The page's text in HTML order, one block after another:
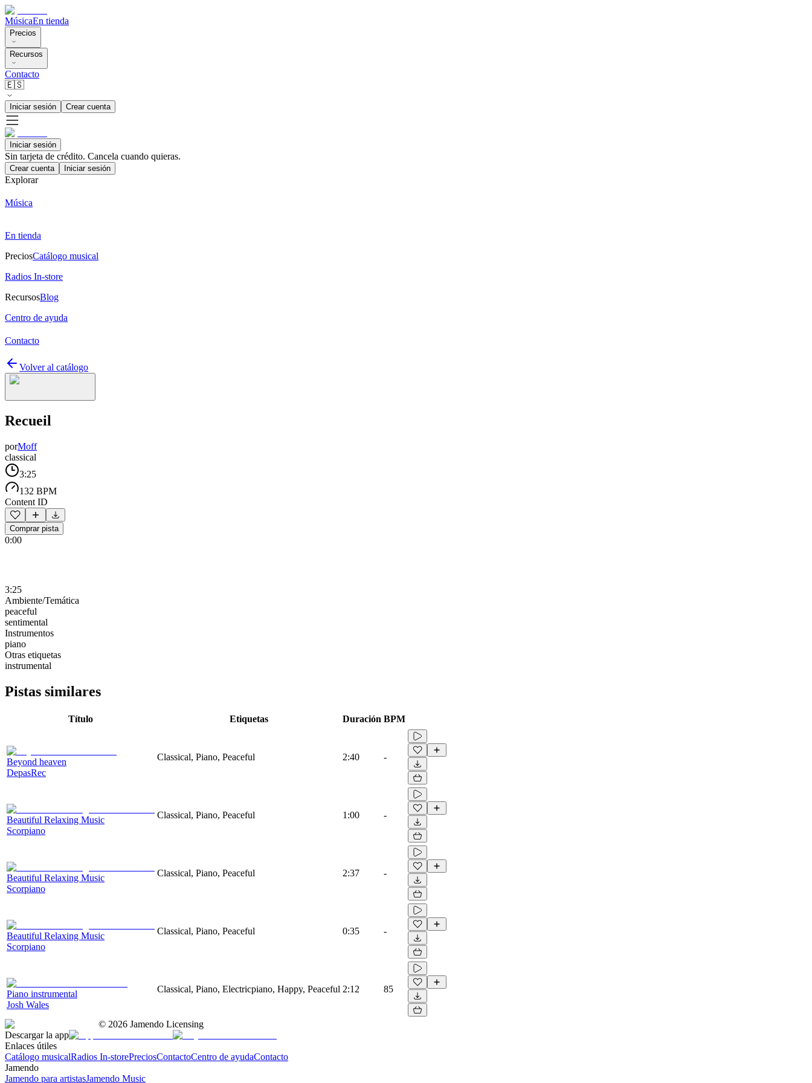
MúsicaEn tienda
Precios
Recursos
Contacto
🇪🇸
Iniciar sesión Crear cuenta
Iniciar sesión
Sin tarjeta de crédito. Cancela cuando quieras.
Crear cuenta Iniciar sesión
Explorar
Música
En tienda
PreciosCatálogo musical
Radios In-store
RecursosBlog
Centro de ayuda
Contacto
Volver al catálogo
Recueil
porMoff
classical
3:25
132 BPM
Content ID
Comprar pista
0:00
3:25
Ambiente/Temática
peaceful
sentimental
Instrumentos
piano
Otras etiquetas
instrumental
Pistas similares
Título Etiquetas Duración BPM
Beyond heaven
DepasRec
Classical, Piano, Peaceful 2:40 -
Beautiful Relaxing Music
Scorpiano
Classical, Piano, Peaceful 1:00 -
Beautiful Relaxing Music
Scorpiano
Classical, Piano, Peaceful 2:37 -
Beautiful Relaxing Music
Scorpiano
Classical, Piano, Peaceful 0:35 -
Piano instrumental
Josh Wales
Classical, Piano, Electricpiano, Happy, Peaceful 2:12 85
© 2026 Jamendo Licensing
Descargar la app
Enlaces útiles
Catálogo musicalRadios In-storePreciosContactoCentro de ayudaContacto
Jamendo
Jamendo para artistasJamendo Music